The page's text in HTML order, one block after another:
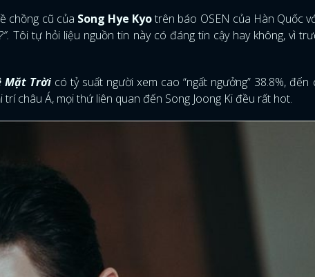
chồng cũ của Song Hye Kyotrên báo OSEN của Hàn Quốc
Tôi tự hỏi liệu nguồn tin này có đáng tin cậy hay không, vì
Mặt Trời có tỷ suất người xem cao “ngất ngưởng” 38.8%, đến
trí châu Á, mọi thứ liên quan đến Song Joong Ki đều rất hot.